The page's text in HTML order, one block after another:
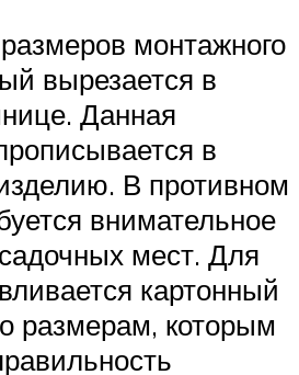
монтажного
вырезается в
Данная
в
В противном
внимательное
мест. Для
картонный
размерам, которым